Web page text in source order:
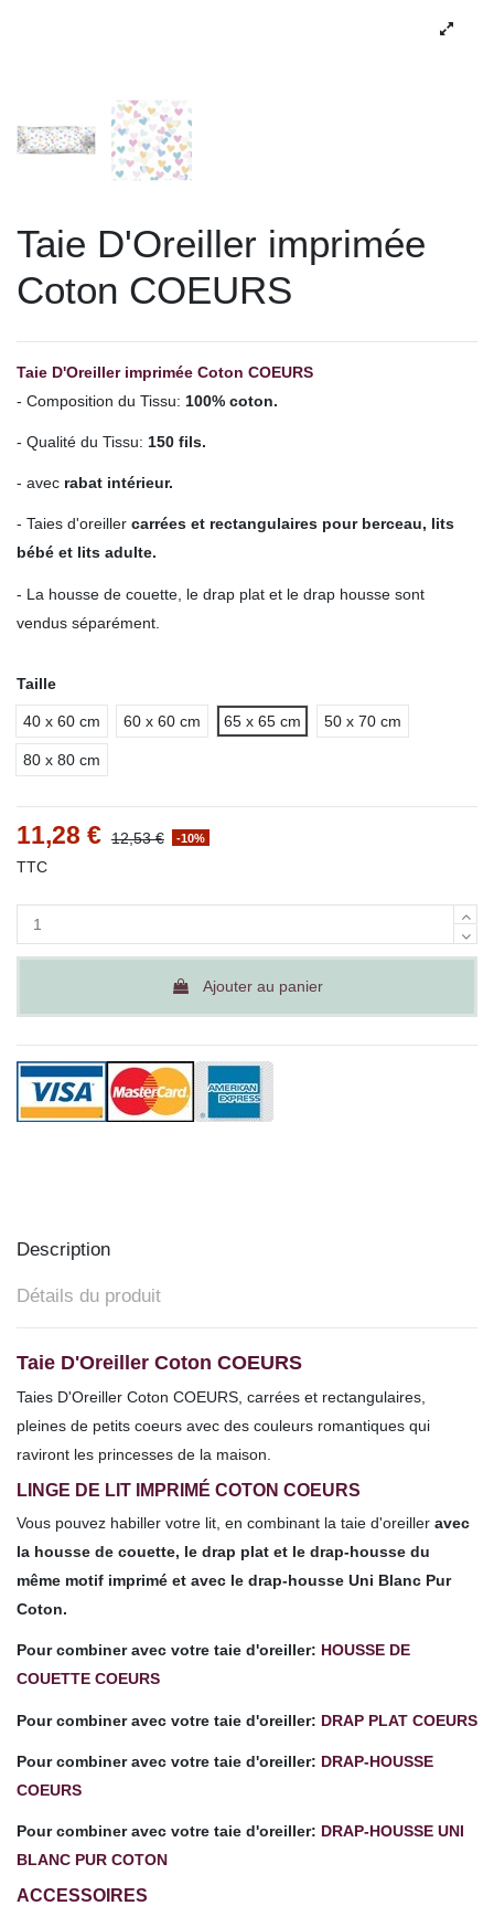
Taie D'Oreiller imprimée
Coton COEURS
Taie D'Oreiller imprimée Coton COEURS
- Composition du Tissu: 100% coton.
- Qualité du Tissu: 150 fils.
- avec rabat intérieur.
- Taies d'oreiller carrées et rectangulaires pour berceau, lits
bébé et lits adulte.
- La housse de couette, le drap plat et le drap housse sont
vendus séparément.
Taille
40 x 60 cm 60 x 60 cm 65 x 65 cm 50 x 70 cm
80 x 80 cm
11,28 € 12,53 € -10%
TTC
Ajouter au panier
Description
Détails du produit
Taie D'Oreiller Coton COEURS
Taies D'Oreiller Coton COEURS, carrées et rectangulaires,
pleines de petits coeurs avec des couleurs romantiques qui
raviront les princesses de la maison.
LINGE DE LIT IMPRIMÉ COTON COEURS
Vous pouvez habiller votre lit, en combinant la taie d'oreiller avec
la housse de couette, le drap plat et le drap-housse du
même motif imprimé et avec le drap-housse Uni Blanc Pur
Coton.
Pour combiner avec votre taie d'oreiller: HOUSSE DE
COUETTE COEURS
Pour combiner avec votre taie d'oreiller: DRAP PLAT COEURS
Pour combiner avec votre taie d'oreiller: DRAP-HOUSSE
COEURS
Pour combiner avec votre taie d'oreiller: DRAP-HOUSSE UNI
BLANC PUR COTON
ACCESSOIRES